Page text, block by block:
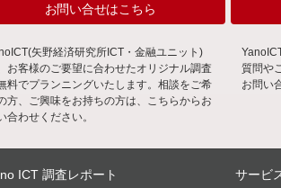
お問い合せはこちら
矢野経済研究所ICT・金融ユニット)
お客様のご要望に合わせたオリジナル調査
料でプランニングいたします。相談をご希
方、ご興味をお持ちの方は、こちらからお
合わせください。
質問や
お問い
ICT 調査レポート サービ